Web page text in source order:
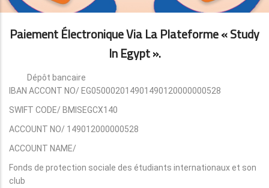
Paiement Électronique Via La Plateforme « Study
In Egypt ».
Dépôt bancaire
IBAN ACCONT NO/ EG050002014901490120000000528
SWIFT CODE/ BMISEGCX140
ACCOUNT NO/ 149012000000528
ACCOUNT NAME/
Fonds de protection sociale des étudiants internationaux et son
club